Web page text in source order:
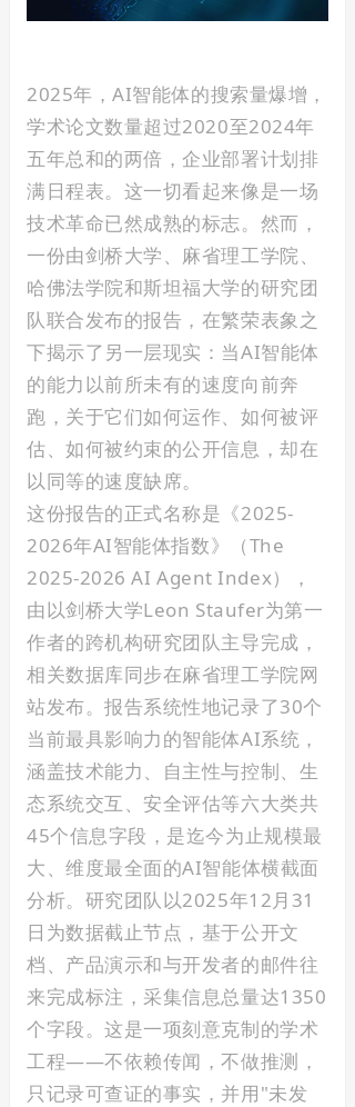
2025年，AI智能体的搜索量爆增，
学术论文数量超过2020至2024年
五年总和的两倍，企业部署计划排
满日程表。这一切看起来像是一场
技术革命已然成熟的标志。然而，
一份由剑桥大学、麻省理工学院、
哈佛法学院和斯坦福大学的研究团
队联合发布的报告，在繁荣表象之
下揭示了另一层现实：当AI智能体
的能力以前所未有的速度向前奔
跑，关于它们如何运作、如何被评
估、如何被约束的公开信息，却在
以同等的速度缺席。
这份报告的正式名称是《2025-
2026年AI智能体指数》（The
2025-2026 AI Agent Index），
由以剑桥大学Leon Staufer为第一
作者的跨机构研究团队主导完成，
相关数据库同步在麻省理工学院网
站发布。报告系统性地记录了30个
当前最具影响力的智能体AI系统，
涵盖技术能力、自主性与控制、生
态系统交互、安全评估等六大类共
45个信息字段，是迄今为止规模最
大、维度最全面的AI智能体横截面
分析。研究团队以2025年12月31
日为数据截止节点，基于公开文
档、产品演示和与开发者的邮件往
来完成标注，采集信息总量达1350
个字段。这是一项刻意克制的学术
工程——不依赖传闻，不做推测，
只记录可查证的事实，并用"未发